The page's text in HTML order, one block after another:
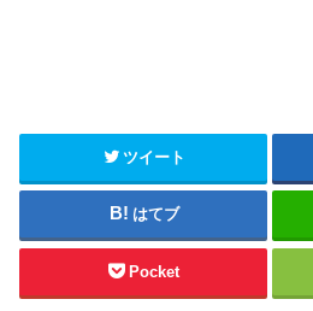
ツイート
はてブ
Pocket